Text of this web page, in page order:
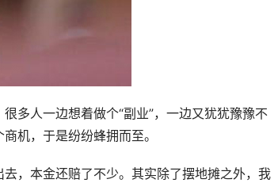
多人一边想着做个“副业”，一边又犹犹豫豫不
机，于是纷纷蜂拥而至。
，本金还赔了不少。其实除了摆地摊之外，我